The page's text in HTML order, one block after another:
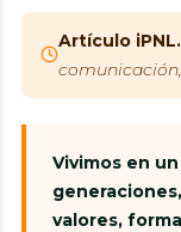
Artículo iPNL.
Vivimos en
valores,